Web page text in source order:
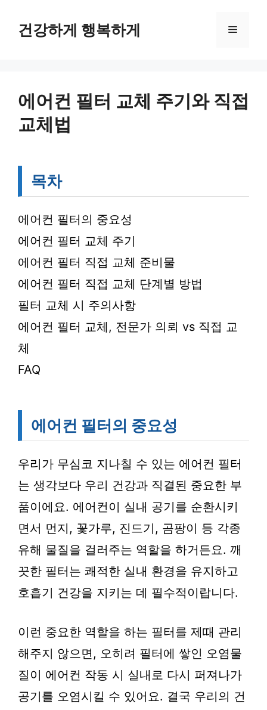
건강하게 행복하게 메
에어컨 필터 교체 주기와 직접
교체법
목차
에어컨 필터의 중요성
에어컨 필터 교체 주기
에어컨 필터 직접 교체 준비물
에어컨 필터 직접 교체 단계별 방법
필터 교체 시 주의사항
에어컨 필터 교체, 전문가 의뢰 vs 직접 교
체
FAQ
에어컨 필터의 중요성
우리가 무심코 지나칠 수 있는 에어컨 필터
는 생각보다 우리 건강과 직결된 중요한 부
품이에요. 에어컨이 실내 공기를 순환시키
면서 먼지, 꽃가루, 진드기, 곰팡이 등 각종
유해 물질을 걸러주는 역할을 하거든요. 깨
끗한 필터는 쾌적한 실내 환경을 유지하고
호흡기 건강을 지키는 데 필수적이랍니다.
이런 중요한 역할을 하는 필터를 제때 관리
해주지 않으면, 오히려 필터에 쌓인 오염물
질이 에어컨 작동 시 실내로 다시 퍼져나가
공기를 오염시킬 수 있어요. 결국 우리의 건